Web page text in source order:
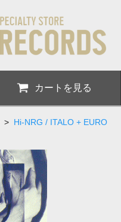
カートを見る
> Hi-NRG / ITALO + EURO